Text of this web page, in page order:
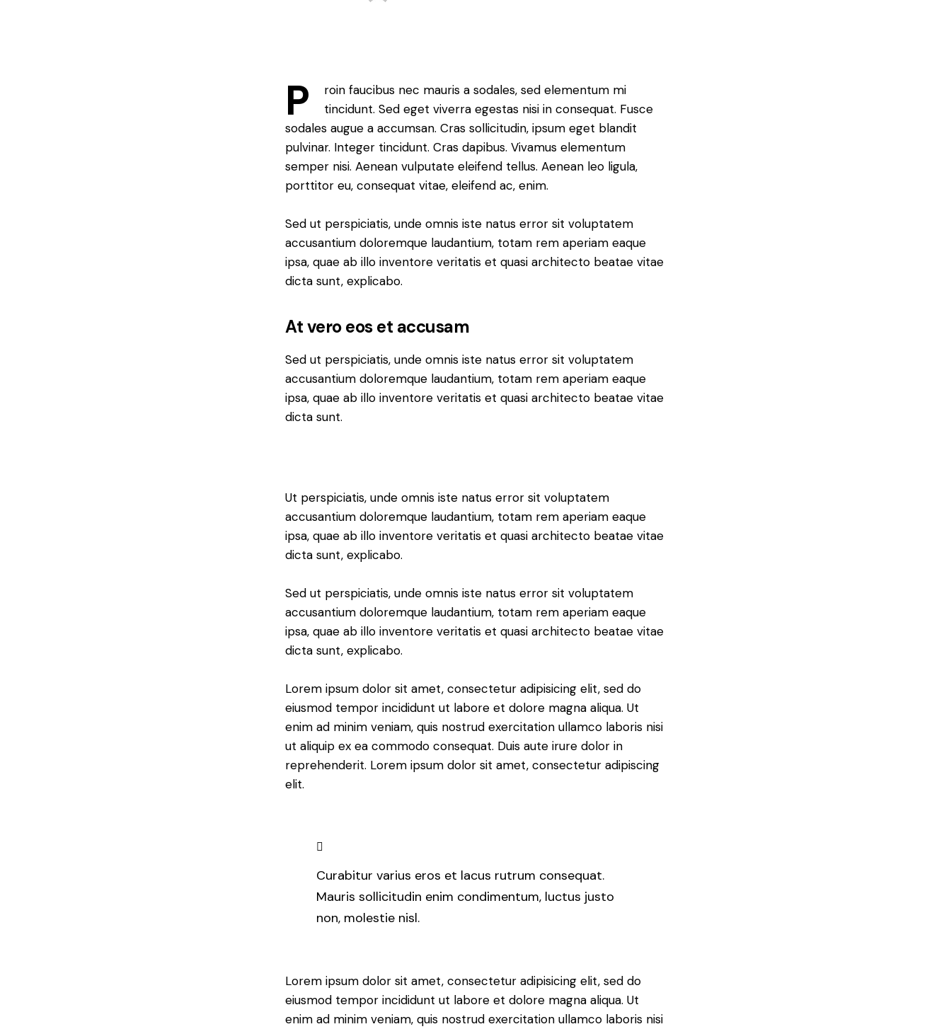
P
roin faucibus nec mauris a sodales, sed elementum mi
tincidunt. Sed eget viverra egestas nisi in consequat. Fusce
sodales augue a accumsan. Cras sollicitudin, ipsum eget blandit
pulvinar. Integer tincidunt. Cras dapibus. Vivamus elementum
semper nisi. Aenean vulputate eleifend tellus. Aenean leo ligula,
porttitor eu, consequat vitae, eleifend ac, enim.
Sed ut perspiciatis, unde omnis iste natus error sit voluptatem
accusantium doloremque laudantium, totam rem aperiam eaque
ipsa, quae ab illo inventore veritatis et quasi architecto beatae vitae
dicta sunt, explicabo.
At vero eos et accusam
Sed ut perspiciatis, unde omnis iste natus error sit voluptatem
accusantium doloremque laudantium, totam rem aperiam eaque
ipsa, quae ab illo inventore veritatis et quasi architecto beatae vitae
dicta sunt.
Ut perspiciatis, unde omnis iste natus error sit voluptatem
accusantium doloremque laudantium, totam rem aperiam eaque
ipsa, quae ab illo inventore veritatis et quasi architecto beatae vitae
dicta sunt, explicabo.
Sed ut perspiciatis, unde omnis iste natus error sit voluptatem
accusantium doloremque laudantium, totam rem aperiam eaque
ipsa, quae ab illo inventore veritatis et quasi architecto beatae vitae
dicta sunt, explicabo.
Lorem ipsum dolor sit amet, consectetur adipisicing elit, sed do
eiusmod tempor incididunt ut labore et dolore magna aliqua. Ut
enim ad minim veniam, quis nostrud exercitation ullamco laboris nisi
ut aliquip ex ea commodo consequat. Duis aute irure dolor in
reprehenderit. Lorem ipsum dolor sit amet, consectetur adipiscing
elit.
Curabitur varius eros et lacus rutrum consequat.
Mauris sollicitudin enim condimentum, luctus justo
non, molestie nisl.
Lorem ipsum dolor sit amet, consectetur adipisicing elit, sed do
eiusmod tempor incididunt ut labore et dolore magna aliqua. Ut
enim ad minim veniam, quis nostrud exercitation ullamco laboris nisi